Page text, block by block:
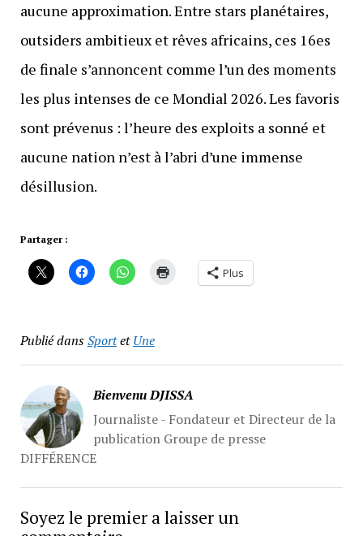
aucune approximation. Entre stars planétaires,
outsiders ambitieux et rêves africains, ces 16es
de finale s’annoncent comme l’un des moments
les plus intenses de ce Mondial 2026. Les favoris
sont prévenus : l’heure des exploits a sonné et
aucune nation n’est à l’abri d’une immense
désillusion.
Partager :
Plus
Publié dansSportetUne
Bienvenu DJISSA
Journaliste - Fondateur et Directeur de la
publication Groupe de presse
DIFFÉRENCE
Soyez le premier a laisser un